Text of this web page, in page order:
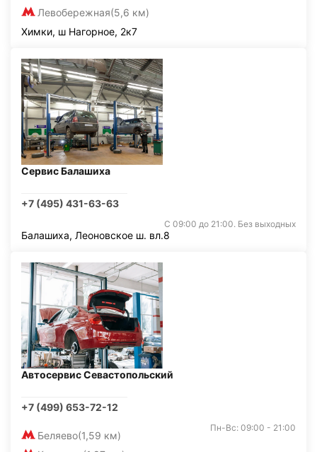
Левобережная(5,6 км)
Химки, ш Нагорное, 2к7
Сервис Балашиха
+7 (495) 431-63-63
С 09:00 до 21:00. Без выходных
Балашиха, Леоновское ш. вл.8
Автосервис Севастопольский
+7 (499) 653-72-12
Беляево(1,59 км)
Пн-Вс: 09:00 - 21:00